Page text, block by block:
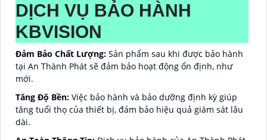
DỊCH VỤ BẢO HÀNH
KBVISION
Đảm Bảo Chất Lượng: Sản phẩm sau khi được bảo hành
tại An Thành Phát sẽ đảm bảo hoạt động ổn định, như
mới.
Tăng Độ Bền: Việc bảo hành và bảo dưỡng định kỳ giúp
tăng tuổi thọ của thiết bị, đảm bảo hiệu quả giám sát lâu
dài.